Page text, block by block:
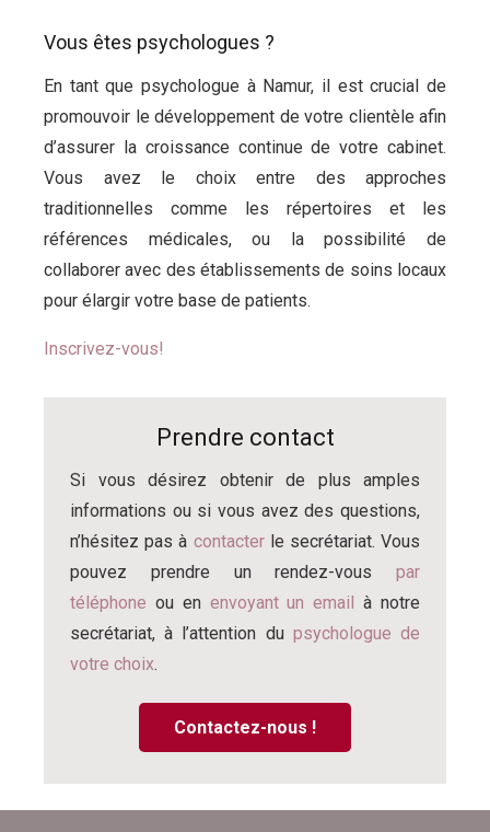
Vous êtes psychologues ?
En tant que psychologue à Namur, il est crucial de
promouvoir le développement de votre clientèle afin
d’assurer la croissance continue de votre cabinet.
Vous avez le choix entre des approches
traditionnelles comme les répertoires et les
références médicales, ou la possibilité de
collaborer avec des établissements de soins locaux
pour élargir votre base de patients.
Inscrivez-vous!
Prendre contact
Si vous désirez obtenir de plus amples
informations ou si vous avez des questions,
n’hésitez pas à contacterle secrétariat. Vous
pouvez prendre un rendez-vous par
téléphone ou en envoyant un email à notre
secrétariat, à l’attention du psychologue de
votre choix.
Contactez-nous !